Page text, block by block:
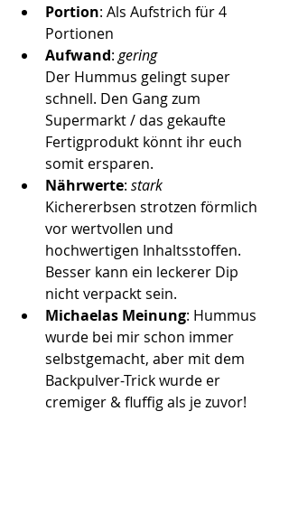
Portion: Als Aufstrich für 4
Portionen
Aufwand: gering
Der Hummus gelingt super
schnell. Den Gang zum
Supermarkt / das gekaufte
Fertigprodukt könnt ihr euch
somit ersparen.
Nährwerte: stark
Kichererbsen strotzen förmlich
vor wertvollen und
hochwertigen Inhaltsstoffen.
Besser kann ein leckerer Dip
nicht verpackt sein.
Michaelas Meinung: Hummus
wurde bei mir schon immer
selbstgemacht, aber mit dem
Backpulver-Trick wurde er
cremiger & fluffig als je zuvor!